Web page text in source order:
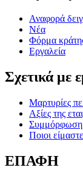
Αναφορά
Νέα
Φόρμα
Εργαλεία
Σχετικά με
Μαρτυρίες
Αξίες της
Συμμόρφωση
Ποιοι είμαστε
ΕΠΑΦΗ